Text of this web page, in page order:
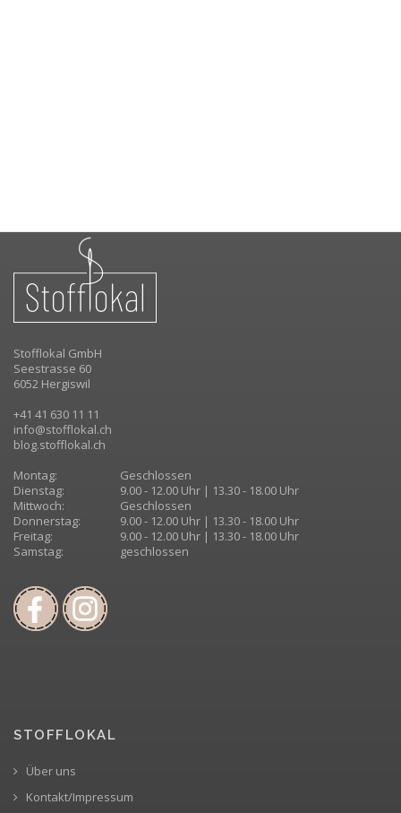
Stofflokal GmbH
Seestrasse 60
6052 Hergiswil
+41 41 630 11 11
info@stofflokal.ch
blog.stofflokal.ch
Montag:
Geschlossen
Dienstag:
9.00 - 12.00 Uhr | 13.30 - 18.00 Uhr
Mittwoch:
Geschlossen
Donnerstag:
9.00 - 12.00 Uhr | 13.30 - 18.00 Uhr
Freitag:
9.00 - 12.00 Uhr | 13.30 - 18.00 Uhr
Samstag:
geschlossen
STOFFLOKAL
Über uns
Kontakt/Impressum